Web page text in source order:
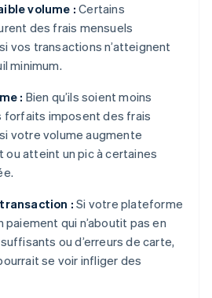
volume : Certains
des frais mensuels
vos transactions n’atteignent
minimum.
: Bien qu’ils soient moins
forfaits imposent des frais
votre volume augmente
ou atteint un pic à certaines
transaction : Si votre plateforme
qui n’aboutit pas en
ou d’erreurs de carte,
se voir infliger des